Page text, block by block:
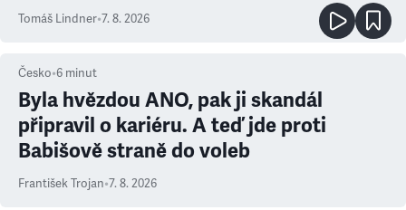
prioritu
Tomáš Lindner•7. 8. 2026
Česko•6 minut
Byla hvězdou ANO, pak ji skandál
připravil o kariéru. A teď jde proti
Babišově straně do voleb
František Trojan•7. 8. 2026